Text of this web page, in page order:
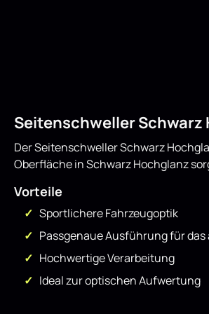
Seitenschweller Schwarz
Der Seitenschweller Schwarz
Oberfläche in Schwarz Hochglanz
Vorteile
Sportlichere Fahrzeugoptik
Passgenaue Ausführung für das
Hochwertige Verarbeitung
Ideal zur optischen Aufwertung